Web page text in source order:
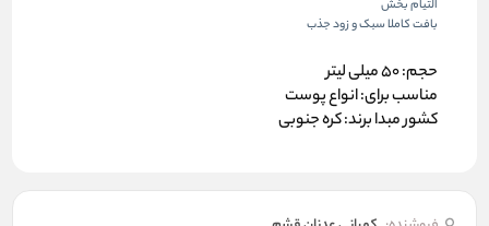
التیام بخش
بافت کاملا سبک و زود جذب
حجم:50 میلی لیتر
مناسب برای:انواع پوست
کشور مبدا برند:کره جنوبی